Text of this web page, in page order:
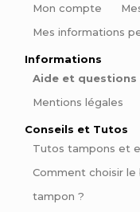
Mon compte
Mes informations
Informations
Aide et
Mentions légales
Conseils et Tutos
Tutos tampons et
Comment choisir
tampon ?